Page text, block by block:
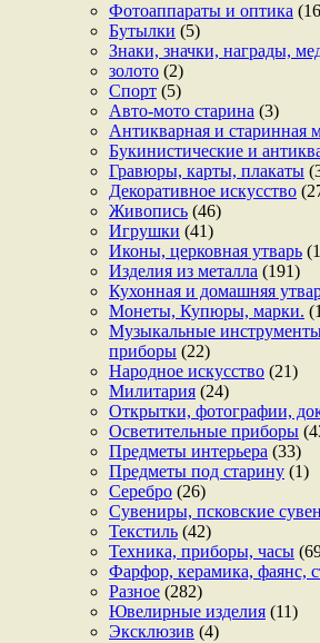
Фотоаппараты и оптика
Бутылки (5)
Знаки, значки, награды,
золото (2)
Спорт (5)
Авто-мото старина (3)
Антикварная и старинная
Букинистические и
Гравюры, карты, плакаты
Декоративное искусство
Живопись (46)
Игрушки (41)
Иконы, церковная утварь
Изделия из металла (191)
Кухонная и домашняя
Монеты, Купюры, марки.
Музыкальные
приборы (22)
Народное искусство (21)
Милитария (24)
Открытки, фотографии,
Осветительные приборы
Предметы интерьера (33)
Предметы под старину (1)
Серебро (26)
Сувениры, псковские
Текстиль (42)
Техника, приборы, часы
Фарфор, керамика, фаянс,
Разное (282)
Ювелирные изделия (11)
Эксклюзив (4)